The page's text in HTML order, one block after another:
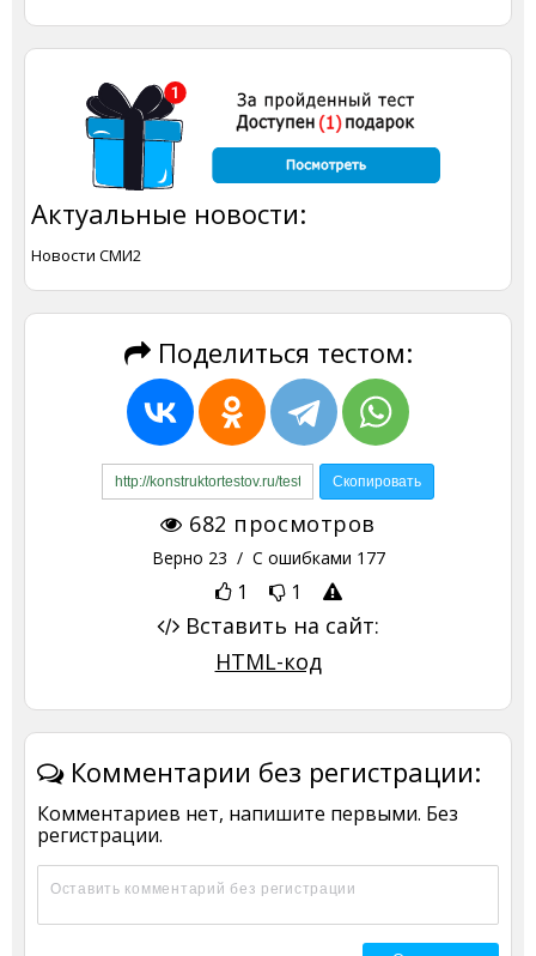
Актуальные новости:
Новости СМИ2
Поделиться тестом:
682 просмотров
Верно 23 / С ошибками 177
1 1
Вставить на сайт:
HTML-код
Комментарии без регистрации:
Комментариев нет, напишите первыми. Без
регистрации.